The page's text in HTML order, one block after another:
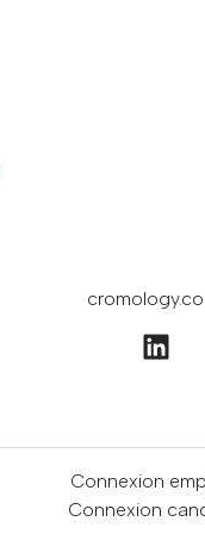
Connexion
Connexion